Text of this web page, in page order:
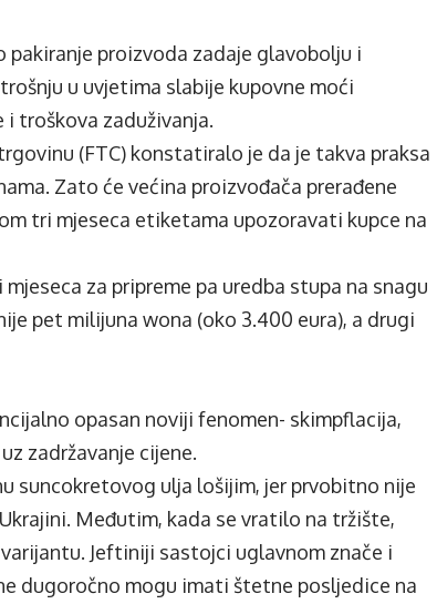
pakiranje proizvoda zadaje glavobolju i
u uvjetima slabije kupovne moći
troškova zaduživanja.
(FTC) konstatiralo je da je takva praksa
Zato će većina proizvođača prerađene
tri mjeseca etiketama upozoravati kupce na
za pripreme pa uredba stupa na snagu
pet milijuna wona (oko 3.400 eura), a drugi
opasan noviji fenomen- skimpflacija,
zadržavanje cijene.
suncokretovog ulja lošijim, jer prvobitno nije
Međutim, kada se vratilo na tržište,
Jeftiniji sastojci uglavnom znače i
dugoročno mogu imati štetne posljedice na